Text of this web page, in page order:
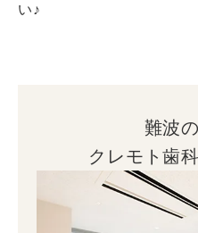
い♪
難波
クレモト歯